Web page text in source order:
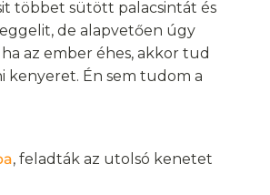
többet sütött palacsintát és
de alapvetően úgy
az ember éhes, akkor tud
kenyeret. Én sem tudom a
, feladták az utolsó kenetet